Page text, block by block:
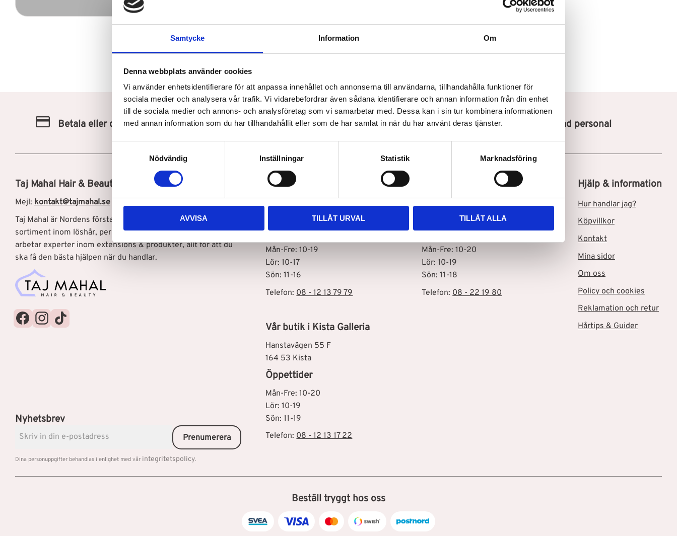
Samtycke Information Om
Denna webbplats använder cookies
Vi använder enhetsidentifierare för att anpassa innehållet och annonserna till användarna, tillhandahålla funktioner för
sociala medier och analysera vår trafik. Vi vidarebefordrar även sådana identifierare och annan information från din enhet
till de sociala medier och annons- och analysföretag som vi samarbetar med. Dessa kan i sin tur kombinera informationen
med annan information som du har tillhandahållit eller som de har samlat in när du har använt deras tjänster.
t
k
s
v
Nödvändig Inställningar Statistik Marknadsföring
AVVISA TILLÅT URVAL TILLÅT ALLA
Betala eller delbetala med Svea Snabb leverans Utbildad personal
Taj Mahal Hair & Beauty AB
Mejl: kontakt@tajmahal.se
Taj Mahal är Nordens första löshårsbutik med ett brett
sortiment inom löshår, peruker, och hårprodukter. Hos oss
arbetar experter inom extensions & produkter, allt för att du
ska få den bästa hjälpen när du handlar.
Vår butik i Stockholm C
111 60 Stockholm
Öppettider
Mån-Fre: 10-19
Lör: 10-17
Sön: 11-16
Telefon: 08 - 12 13 79 79
Vår butik i Kista Galleria
Hanstavägen 55 F
164 53 Kista
Öppettider
Mån-Fre: 10-20
Lör: 10-19
Sön: 11-19
Telefon:08 - 12 13 17 22
Vår butik i Skärholmen C
127 48 Skärholmen
Öppettider
Mån-Fre: 10-20
Lör: 10-19
Sön: 11-18
Telefon: 08 - 22 19 80
Hjälp & information
Nyhetsbrev
Prenumerera
Dina personuppgifter behandlas i enlighet med vår integritetspolicy.
Hur handlar jag?
Köpvillkor
Kontakt
Mina sidor
Om oss
Policy och cookies
Reklamation och retur
Hårtips & Guider
Beställ tryggt hos oss